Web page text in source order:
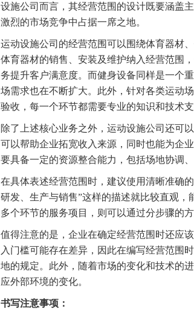
设施公司而言，其经营范围的设计既要涵盖
激烈的市场竞争中占据一席之地。
运动设施公司的经营范围可以围绕体育器材
体育器材的销售、安装及维护纳入经营范围
务提升客户满意度。而健身设备同样是一个
场需求也在不断扩大。此外，针对各类运动
验收，每一个环节都需要专业的知识和技术支
除了上述核心业务之外，运动设施公司还可
可以帮助企业拓宽收入来源，同时也能为企
要具备一定的资源整合能力，包括场地协调
在具体表述经营范围时，建议使用清晰准确
研发、生产与销售”这样的描述就比较直观
多个环节的服务项目，则可以通过分步骤的
值得注意的是，企业在确定经营范围时还应
入门槛可能存在差异，因此在编写经营范围
地的规定。此外，随着市场的变化和技术的
应外部环境的变化。
书写注意事项：